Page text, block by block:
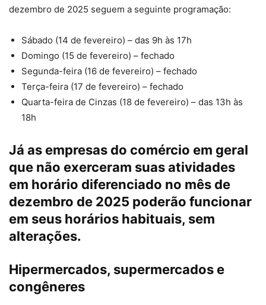
dezembro de 2025 seguem a seguinte programação:
Sábado (14 de fevereiro) – das 9h às 17h
Domingo (15 de fevereiro) – fechado
Segunda-feira (16 de fevereiro) – fechado
Terça-feira (17 de fevereiro) – fechado
Quarta-feira de Cinzas (18 de fevereiro) – das 13h às
18h
Já as empresas do comércio em geral
que não exerceram suas atividades
em horário diferenciado no mês de
dezembro de 2025 poderão funcionar
em seus horários habituais, sem
alterações.
Hipermercados, supermercados e
congêneres